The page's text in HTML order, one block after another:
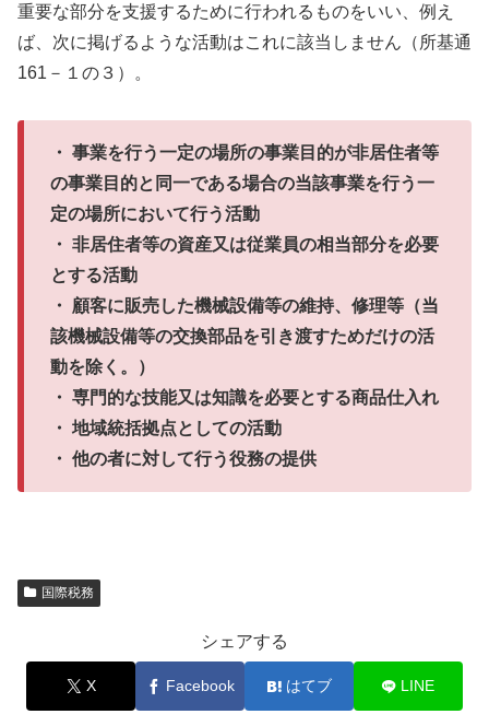
重要な部分を支援するために行われるものをいい、例え
ば、次に掲げるような活動はこれに該当しません（所基通
161－１の３）。
・ 事業を行う一定の場所の事業目的が非居住者等
の事業目的と同一である場合の当該事業を行う一
定の場所において行う活動
・ 非居住者等の資産又は従業員の相当部分を必要
とする活動
・ 顧客に販売した機械設備等の維持、修理等（当
該機械設備等の交換部品を引き渡すためだけの活
動を除く。）
・ 専門的な技能又は知識を必要とする商品仕入れ
・ 地域統括拠点としての活動
・ 他の者に対して行う役務の提供
国際税務
シェアする
X Facebook はてブ LINE